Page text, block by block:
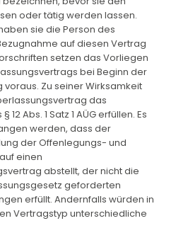
oder tätig werden lassen.
haben sie die Person des
auf diesen Vertrag
setzen das Vorliegen
bei Beginn der
Zu seiner Wirksamkeit
das
Abs. 1 Satz 1 AÜG erfüllen. Es
werden, dass der
der Offenlegungs- und
einen
abstellt, der nicht die
geforderten
erfüllt. Andernfalls würden in
Vertragstyp unterschiedliche